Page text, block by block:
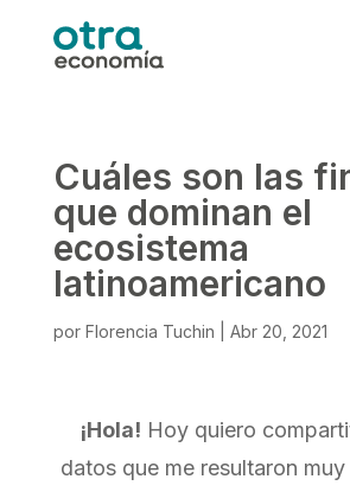
Cuáles son las
que dominan el
ecosistema
latinoamericano
por Florencia Tuchin Abr 20, 2021
¡Hola! Hoy quiero
datos que me resultaron